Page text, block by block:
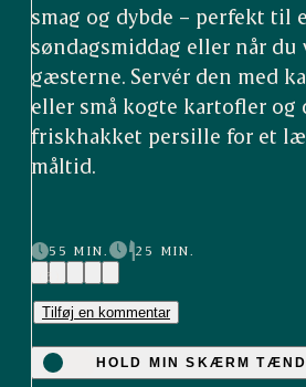
smag og dybde – perfekt til
søndagsmiddag eller når
gæsterne. Servér den med
eller små kogte kartofler og
friskhakket persille for et
måltid.
55 MIN.
25 MIN.
(3)
Tilføj en kommentar
HOLD MIN SKÆRM